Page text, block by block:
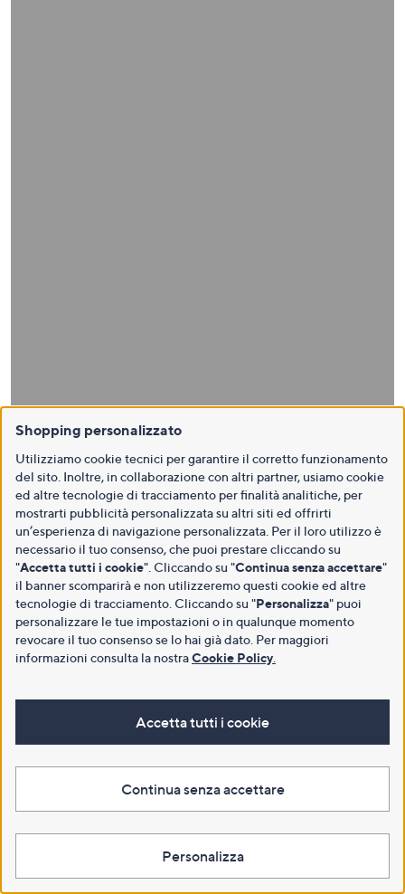
Shopping personalizzato
Utilizziamo cookie tecnici per garantire il corretto funzionamento
del sito. Inoltre, in collaborazione con altri partner, usiamo cookie
ed altre tecnologie di tracciamento per finalità analitiche, per
mostrarti pubblicità personalizzata su altri siti ed offrirti
un’esperienza di navigazione personalizzata. Per il loro utilizzo è
necessario il tuo consenso, che puoi prestare cliccando su
"Accetta tutti i cookie". Cliccando su "Continua senza accettare"
il banner scomparirà e non utilizzeremo questi cookie ed altre
tecnologie di tracciamento. Cliccando su "Personalizza" puoi
personalizzare le tue impostazioni o in qualunque momento
revocare il tuo consenso se lo hai già dato. Per maggiori
informazioni consulta la nostraCookie Policy
Accetta tutti i cookie
Continua senza accettare
Personalizza